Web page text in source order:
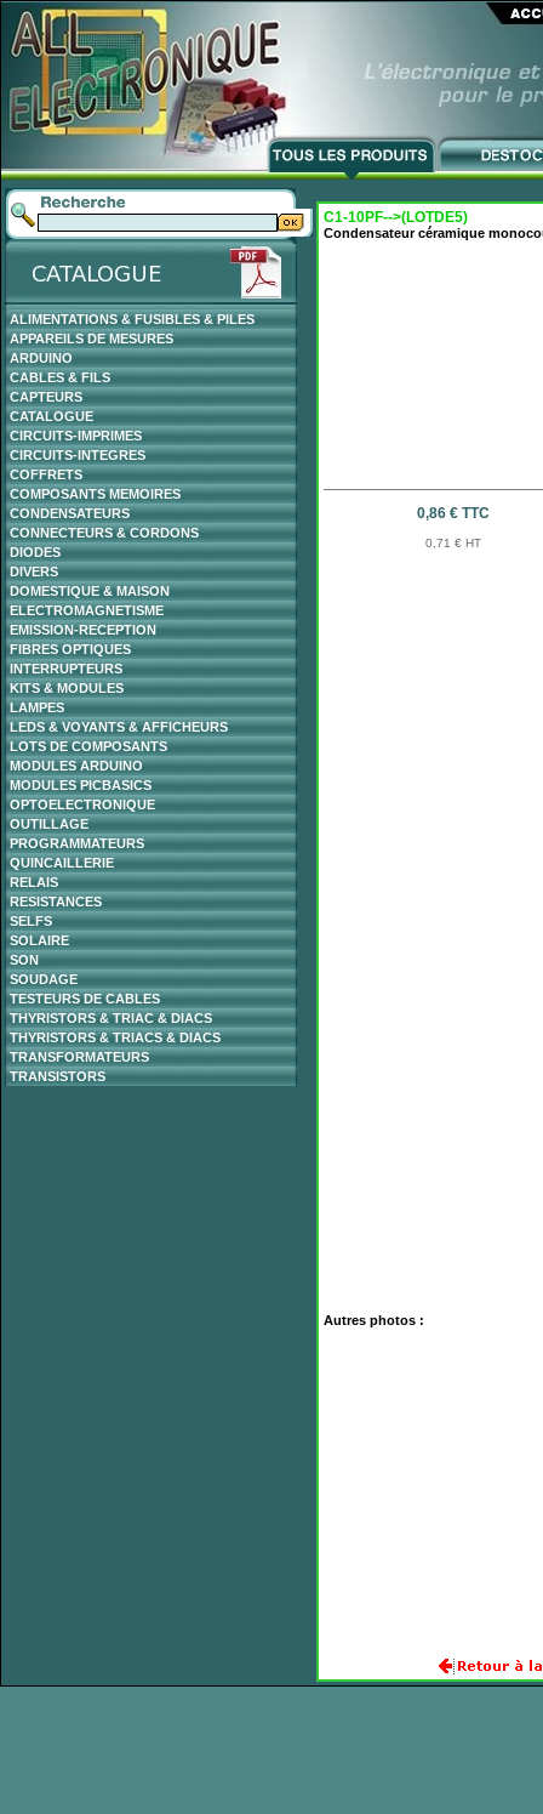
ALIMENTATIONS & FUSIBLES & PILES
APPAREILS DE MESURES
ARDUINO
CABLES & FILS
CAPTEURS
CATALOGUE
CIRCUITS-IMPRIMES
CIRCUITS-INTEGRES
COFFRETS
COMPOSANTS MEMOIRES
CONDENSATEURS
CONNECTEURS & CORDONS
DIODES
DIVERS
DOMESTIQUE & MAISON
ELECTROMAGNETISME
EMISSION-RECEPTION
FIBRES OPTIQUES
INTERRUPTEURS
KITS & MODULES
LAMPES
LEDS & VOYANTS & AFFICHEURS
LOTS DE COMPOSANTS
MODULES ARDUINO
MODULES PICBASICS
OPTOELECTRONIQUE
OUTILLAGE
PROGRAMMATEURS
QUINCAILLERIE
RELAIS
RESISTANCES
SELFS
SOLAIRE
SON
SOUDAGE
TESTEURS DE CABLES
THYRISTORS & TRIAC & DIACS
THYRISTORS & TRIACS & DIACS
TRANSFORMATEURS
TRANSISTORS
C1-10PF-->(LOTDE5)
Condensateur céramique
0,86 € TTC
0,71 € HT
Autres photos :